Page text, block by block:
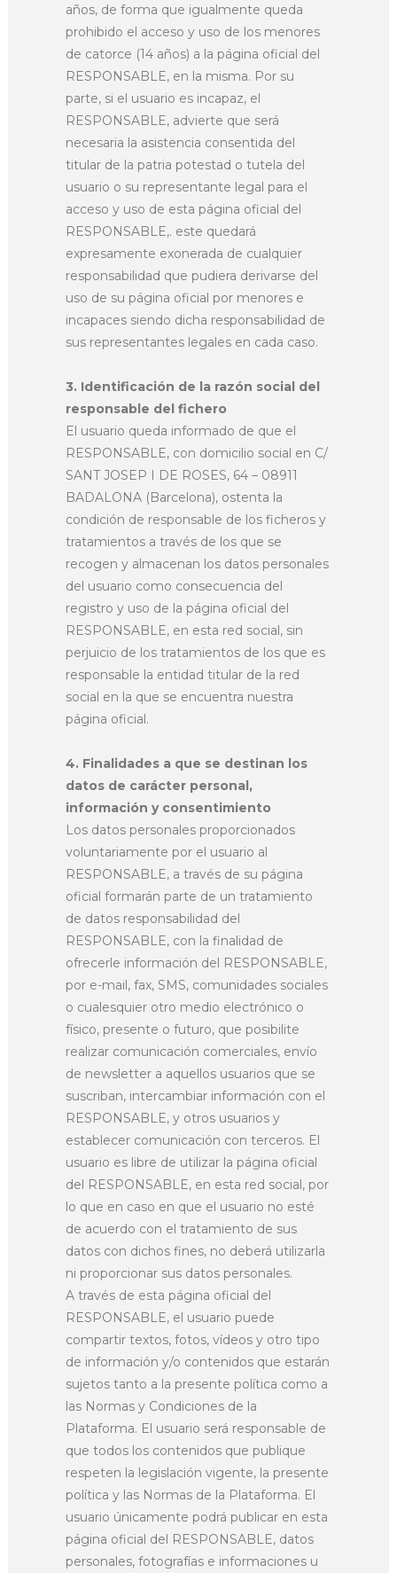
años, de forma que igualmente queda
prohibido el acceso y uso de los menores
de catorce (14 años) a la página oficial del
RESPONSABLE, en la misma. Por su
parte, si el usuario es incapaz, el
RESPONSABLE, advierte que será
necesaria la asistencia consentida del
titular de la patria potestad o tutela del
usuario o su representante legal para el
acceso y uso de esta página oficial del
RESPONSABLE,. este quedará
expresamente exonerada de cualquier
responsabilidad que pudiera derivarse del
uso de su página oficial por menores e
incapaces siendo dicha responsabilidad de
sus representantes legales en cada caso.
3. Identificación de la razón social del
responsable del fichero
El usuario queda informado de que el
RESPONSABLE, con domicilio social en C/
SANT JOSEP I DE ROSES, 64 – 08911
BADALONA (Barcelona), ostenta la
condición de responsable de los ficheros y
tratamientos a través de los que se
recogen y almacenan los datos personales
del usuario como consecuencia del
registro y uso de la página oficial del
RESPONSABLE, en esta red social, sin
perjuicio de los tratamientos de los que es
responsable la entidad titular de la red
social en la que se encuentra nuestra
página oficial.
4. Finalidades a que se destinan los
datos de carácter personal,
información y consentimiento
Los datos personales proporcionados
voluntariamente por el usuario al
RESPONSABLE, a través de su página
oficial formarán parte de un tratamiento
de datos responsabilidad del
RESPONSABLE, con la finalidad de
ofrecerle información del RESPONSABLE,
por e-mail, fax, SMS, comunidades sociales
o cualesquier otro medio electrónico o
físico, presente o futuro, que posibilite
realizar comunicación comerciales, envío
de newsletter a aquellos usuarios que se
suscriban, intercambiar información con el
RESPONSABLE, y otros usuarios y
establecer comunicación con terceros. El
usuario es libre de utilizar la página oficial
del RESPONSABLE, en esta red social, por
lo que en caso en que el usuario no esté
de acuerdo con el tratamiento de sus
datos con dichos fines, no deberá utilizarla
ni proporcionar sus datos personales.
A través de esta página oficial del
RESPONSABLE, el usuario puede
compartir textos, fotos, vídeos y otro tipo
de información y/o contenidos que estarán
sujetos tanto a la presente política como a
las Normas y Condiciones de la
Plataforma. El usuario será responsable de
que todos los contenidos que publique
respeten la legislación vigente, la presente
política y las Normas de la Plataforma. El
usuario únicamente podrá publicar en esta
página oficial del RESPONSABLE, datos
personales, fotografías e informaciones u